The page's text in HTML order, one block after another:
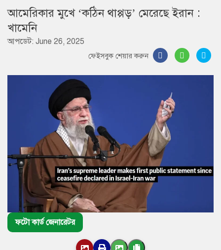
আমেরিকার মুখে ‘কঠিন থাপ্পড়’ মেরেছে ইরান :
খামেনি
আপডেট: June 26, 2025
ফেইসবুক শেয়ার করুন
ফটো কার্ড জেনারেটর